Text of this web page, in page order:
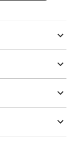
り、光の加減によ
めします。